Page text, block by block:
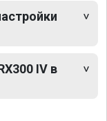
IV в